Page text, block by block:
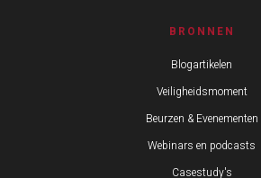
BRONNEN
Blogartikelen
Veiligheidsmoment
Beurzen & Evenementen
Webinars en podcasts
Casestudy's